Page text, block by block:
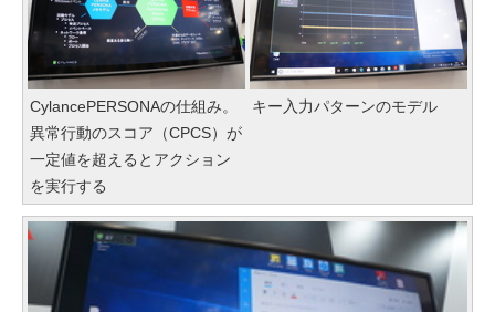
CylancePERSONAの仕組み。
異常行動のスコア（CPCS）が
一定値を超えるとアクション
を実行する
キー入力パターンのモデル